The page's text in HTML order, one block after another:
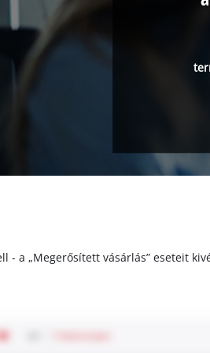
- a „Megerősített vásárlás” eseteit